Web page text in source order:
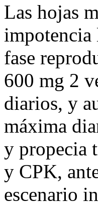
Las hojas
impotencia
fase
600 mg 2
diarios, y
máxima
y propecia
y CPK,
escenario